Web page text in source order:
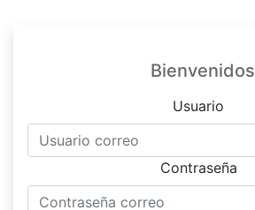
Bienvenidos
Usuario
Contraseña